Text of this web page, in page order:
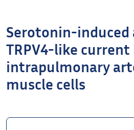
Serotonin-
TRPV4-like
intrapulmonary
muscle cells